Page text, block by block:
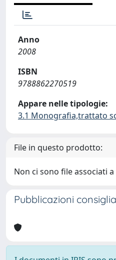
Anno
2008
ISBN
9788862270519
Appare nelle tipologie:
3.1 Monografia,trattato
File in questo prodotto:
Non ci sono file associati
Pubblicazioni